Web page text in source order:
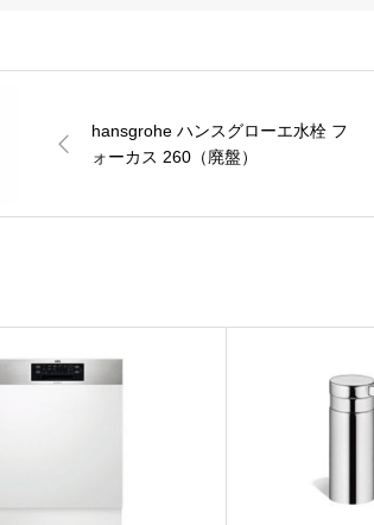
hansgrohe ハンスグローエ水栓 フ
ォーカス 260（廃盤）